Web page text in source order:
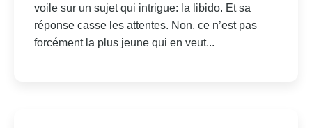
voile sur un sujet qui intrigue: la libido. Et sa
réponse casse les attentes. Non, ce n’est pas
forcément la plus jeune qui en veut...